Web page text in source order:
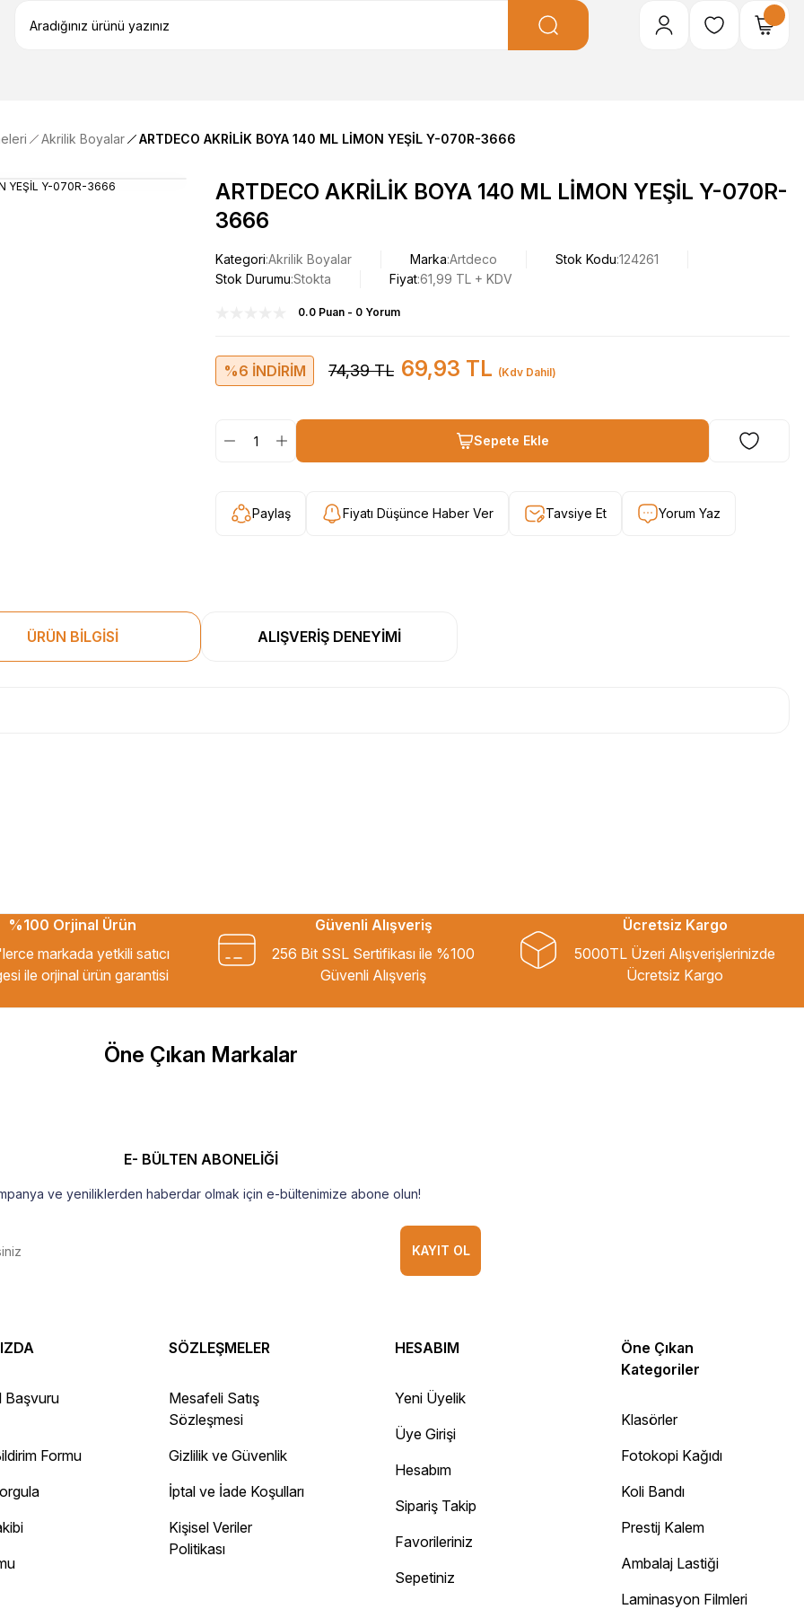
Akrilik Boyalar ARTDECO AKRİLİK BOYA 140 ML LİMON YEŞİL Y-070R-3666
ARTDECO AKRİLİK BOYA 140 ML LİMON YEŞİL Y-070R-
3666
Kategori Akrilik Boyalar Marka Artdeco Stok Kodu 124261
Stok Durumu Stokta Fiyat61,99 TL + KDV
0.0 Puan - 0 Yorum
%6 İNDİRİM 74,39 TL 69,93 TL (Kdv Dahil)
Sepete Ekle
Paylaş Fiyatı Düşünce Haber Ver Tavsiye Et Yorum Yaz
ÜRÜN BİLGİSİ ALIŞVERİŞ DENEYİMİ
ederim.
ederim.
site
%100 Orjinal Ürün
markada yetkili satıcı
ile orjinal ürün garantisi
Güvenli Alışveriş
256 Bit SSL Sertifikası ile %100
Güvenli Alışveriş
Ücretsiz Kargo
5000TL Üzeri Alışverişlerinizde
Ücretsiz Kargo
Öne Çıkan Markalar
E- BÜLTEN ABONELİĞİ
ve yeniliklerden haberdar olmak için e-bültenimize abone olun!
KAYIT OL
Başvuru
Formu
SÖZLEŞMELER
Mesafeli Satış
Sözleşmesi
Gizlilik ve Güvenlik
İptal ve İade Koşulları
Kişisel Veriler
Politikası
HESABIM
Yeni Üyelik
Üye Girişi
Hesabım
Sipariş Takip
Favorileriniz
Sepetiniz
Öne Çıkan
Kategoriler
Klasörler
Fotokopi Kağıdı
Koli Bandı
Prestij Kalem
Ambalaj Lastiği
Laminasyon Filmleri